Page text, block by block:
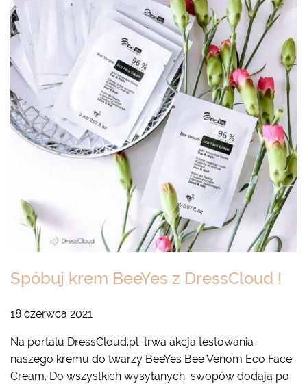
Spóbuj krem BeeYes z DressCloud !
18 czerwca 2021
Na portalu DressCloud.pl trwa akcja testowania
naszego kremu do twarzy BeeYes Bee Venom Eco Face
Cream. Do wszystkich wysyłanych swopów dodają po